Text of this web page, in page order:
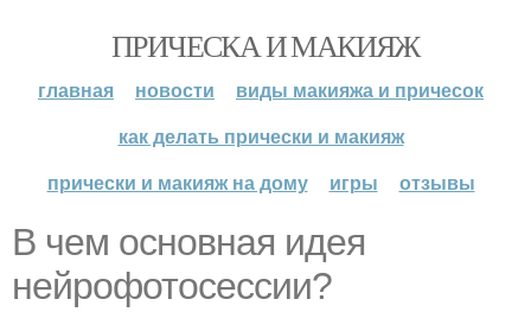
ПРИЧЕСКА И МАКИЯЖ
главная новости
виды макияжа и причесок
как делать прически и макияж
прически и макияж на дому
игры отзывы
В чем основная идея
нейрофотосессии?